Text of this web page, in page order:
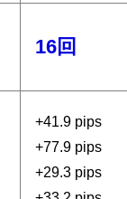
16回
+41.9 pips
+77.9 pips
+29.3 pips